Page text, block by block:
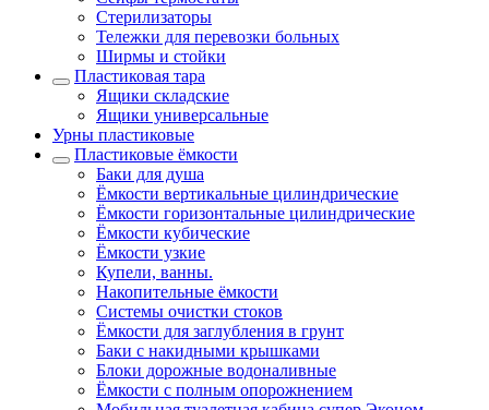
Стерилизаторы
Тележки для перевозки больных
Ширмы и стойки
Пластиковая тара
Ящики складские
Ящики универсальные
Урны пластиковые
Пластиковые ёмкости
Баки для душа
Ёмкости вертикальные цилиндрические
Ёмкости горизонтальные цилиндрические
Ёмкости кубические
Ёмкости узкие
Купели, ванны.
Накопительные ёмкости
Системы очистки стоков
Ёмкости для заглубления в грунт
Баки с накидными крышками
Блоки дорожные водоналивные
Ёмкости с полным опорожнением